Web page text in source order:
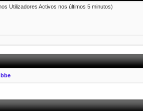
Utilizadores Activos nos últimos 5 minutos)